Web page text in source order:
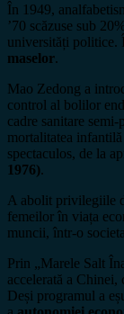
În 1949,
’70 scăzuse sub
universități politice.
maselor.
Mao Zedong a
control al bolilor
cadre sanitare
mortalitatea
spectaculos, de la
1976).
A abolit privilegiile
femeilor în viața
muncii, într-o
Prin „Marele Salt
accelerată a Chinei,
Deși programul a